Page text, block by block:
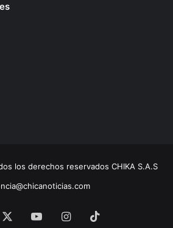
los derechos reservados CHIKA S.A.S
YouTubeInstagram